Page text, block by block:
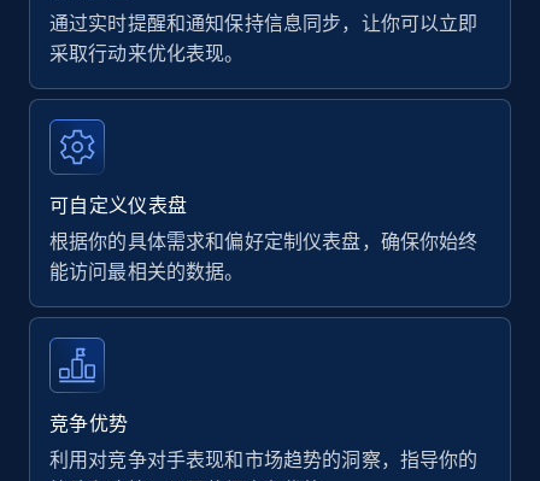
通过实时提醒和通知保持信息同步，让你可以立即
采取行动来优化表现。
可自定义仪表盘
根据你的具体需求和偏好定制仪表盘，确保你始终
能访问最相关的数据。
竞争优势
利用对竞争对手表现和市场趋势的洞察，指导你的